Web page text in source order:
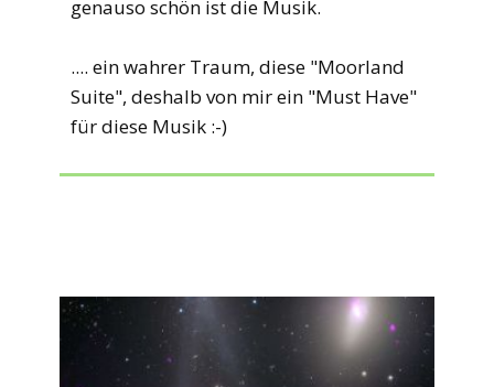
genauso schön ist die Musik.
.... ein wahrer Traum, diese "Moorland
Suite", deshalb von mir ein "Must Have"
für diese Musik :-)